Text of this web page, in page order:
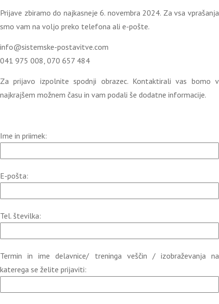
Prijave zbiramo do najkasneje 6. novembra 2024. Za vsa vprašanja
smo vam na voljo preko telefona ali e-pošte.
info@sistemske-postavitve.com
041 975 008, 070 657 484
Za prijavo izpolnite spodnji obrazec. Kontaktirali vas bomo v
najkrajšem možnem času in vam podali še dodatne informacije.
Ime in priimek:
E-pošta:
Tel. številka:
Termin in ime delavnice/ treninga veščin / izobraževanja na
katerega se želite prijaviti: